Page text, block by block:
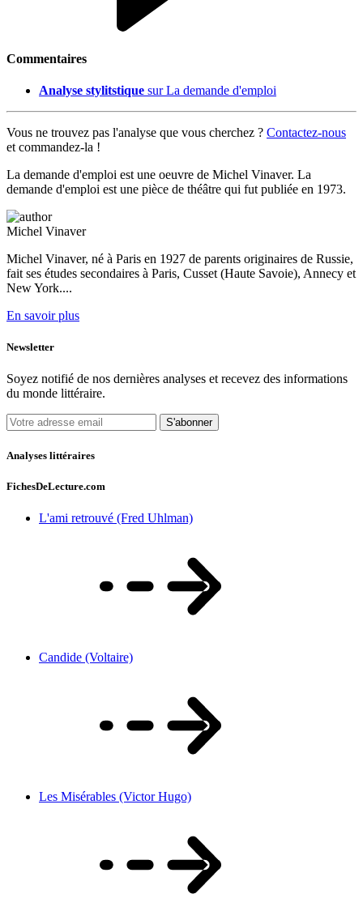
Commentaires
Analyse stylitstique sur La demande d'emploi
Vous ne trouvez pas l'analyse que vous cherchez ? Contactez-nous
et commandez-la !
La demande d'emploi est une oeuvre de Michel Vinaver. La
demande d'emploi est une pièce de théâtre qui fut publiée en 1973.
Michel Vinaver
Michel Vinaver, né à Paris en 1927 de parents originaires de Russie,
fait ses études secondaires à Paris, Cusset (Haute Savoie), Annecy et
New York....
En savoir plus
Newsletter
Soyez notifié de nos dernières analyses et recevez des informations
du monde littéraire.
S'abonner
Analyses littéraires
FichesDeLecture.com
L'ami retrouvé (Fred Uhlman)
Candide (Voltaire)
Les Misérables (Victor Hugo)